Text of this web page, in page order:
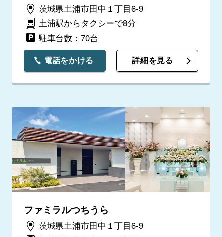
茨城県土浦市田中１丁目6-9
土浦駅からタクシーで8分
駐車台数：70台
電話をかける 詳細を見る
ファミラルつちうら
茨城県土浦市田中１丁目6-9